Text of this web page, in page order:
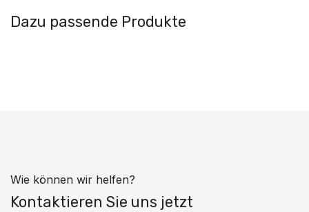
Dazu passende Produkte
Wie können wir helfen?
Kontaktieren Sie uns jetzt